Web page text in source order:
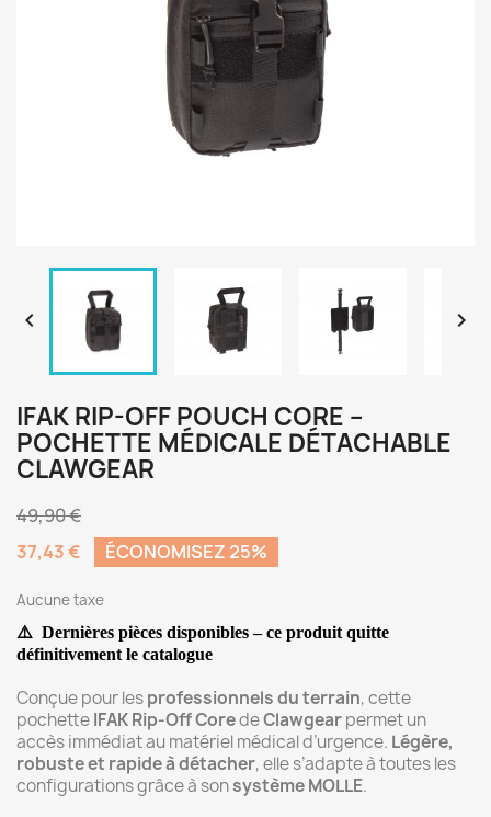
 
IFAK RIP-OFF POUCH CORE –
POCHETTE MÉDICALE DÉTACHABLE
CLAWGEAR
49,90 €
37,43 €
ÉCONOMISEZ 25%
Aucune taxe
⚠️ Dernières pièces disponibles – ce produit quitte
définitivement le catalogue
Conçue pour lesprofessionnels du terrain, cette
pochetteIFAK Rip-Off CoredeClawgearpermet un
accès immédiat au matériel médical d’urgence. Légère,
robuste et rapide à détacher, elle s’adapte à toutes les
configurations grâce à sonsystème MOLLE.